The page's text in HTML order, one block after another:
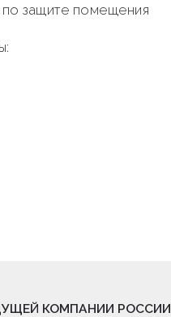
по защите помещения
КОМПАНИИ РОССИИ